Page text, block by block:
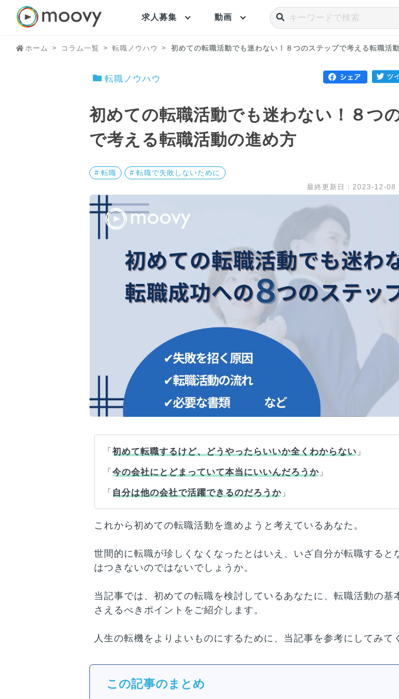
求人募集 動画
ホーム コラム一覧 転職ノウハウ 初めての転職活動でも迷わない！８つのステップで考える転職活
転職ノウハウ
初めての転職活動でも迷わない！８つ
で考える転職活動の進め方
# 転職
# 転職で失敗しないために
最終更新日：2023-12-08
「初めて転職するけど、どうやったらいいか全くわからない 」
「今の会社にとどまっていて本当にいいんだろうか 」
「 自分は他の会社で活躍できるのだろうか 」
これから初めての転職活動を進めようと考えているあなた。
世間的に転職が珍しくなくなったとはいえ、いざ自分が転職すると
はつきないのではないでしょうか。
当記事では、初めての転職を検討しているあなたに、転職活動の基
さえるべきポイントをご紹介します。
人生の転機をよりよいものにするために、当記事を参考にしてみて
この記事のまとめ